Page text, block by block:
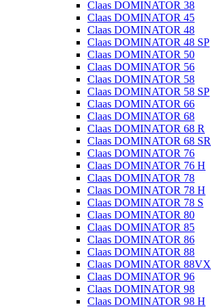
Claas DOMINATOR 38
Claas DOMINATOR 45
Claas DOMINATOR 48
Claas DOMINATOR 48 SP
Claas DOMINATOR 50
Claas DOMINATOR 56
Claas DOMINATOR 58
Claas DOMINATOR 58 SP
Claas DOMINATOR 66
Claas DOMINATOR 68
Claas DOMINATOR 68 R
Claas DOMINATOR 68 SR
Claas DOMINATOR 76
Claas DOMINATOR 76 H
Claas DOMINATOR 78
Claas DOMINATOR 78 H
Claas DOMINATOR 78 S
Claas DOMINATOR 80
Claas DOMINATOR 85
Claas DOMINATOR 86
Claas DOMINATOR 88
Claas DOMINATOR 88VX
Claas DOMINATOR 96
Claas DOMINATOR 98
Claas DOMINATOR 98 H